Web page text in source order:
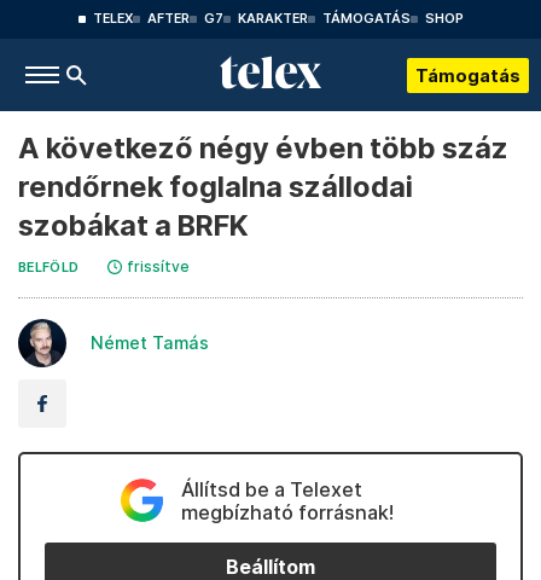
TELEX AFTER G7 KARAKTER TÁMOGATÁS SHOP
Támogatás
A következő négy évben több száz
rendőrnek foglalna szállodai
szobákat a BRFK
BELFÖLD frissítve
Német Tamás
Állítsd be a Telexet
megbízható forrásnak!
Beállítom